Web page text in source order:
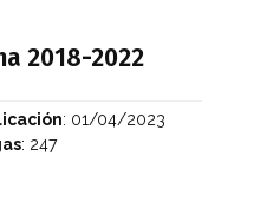
2018-2022
: 01/04/2023
: 247